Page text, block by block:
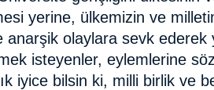
yerine, ülkemizin ve
anarşik olaylara sevk ederek
isteyenler, eylemlerine
iyice bilsin ki, milli birlik ve